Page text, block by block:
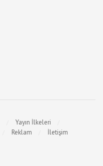
Yayın İlkeleri
Reklam İletişim